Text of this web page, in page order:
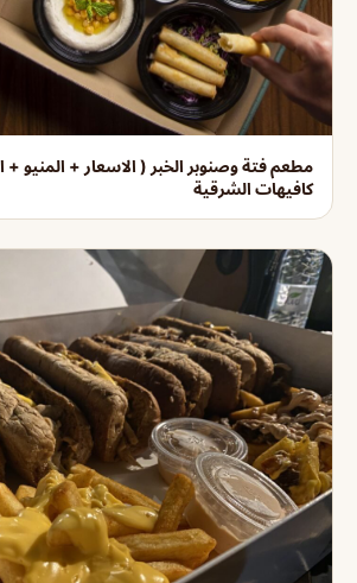
مطعم فتة وصنوبر الخبر ( الاسعار + المنيو
كافيهات الشرقية